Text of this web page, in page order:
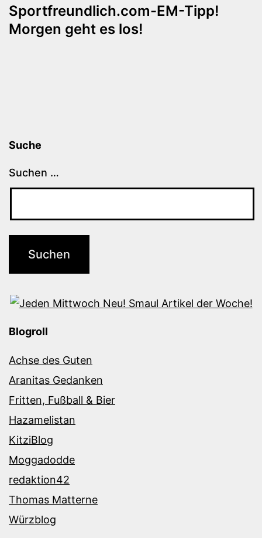
Sportfreundlich.com-EM-Tipp!
Morgen geht es los!
Suche
Suchen …
Blogroll
Achse des Guten
Aranitas Gedanken
Fritten, Fußball & Bier
Hazamelistan
KitziBlog
Moggadodde
redaktion42
Thomas Matterne
Würzblog